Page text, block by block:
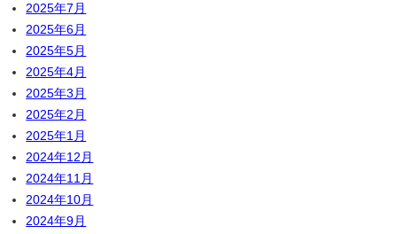
2025年7月
2025年6月
2025年5月
2025年4月
2025年3月
2025年2月
2025年1月
2024年12月
2024年11月
2024年10月
2024年9月